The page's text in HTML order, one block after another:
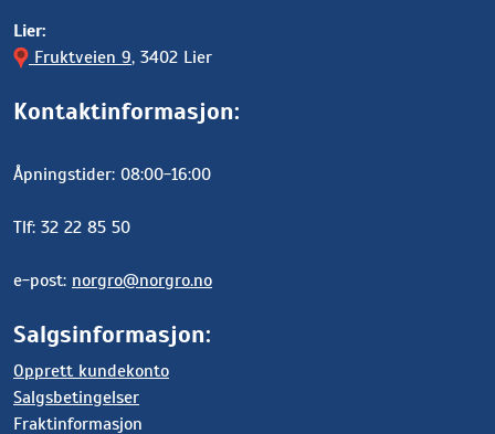
Lier:
Fruktveien 9, 3402 Lier
Kontaktinformasjon:
Åpningstider: 08:00-16:00
Tlf: 32 22 85 50
e-post: norgro@norgro.no
Salgsinformasjon:
Opprett kundekonto
Salgsbetingelser
Fraktinformasjon